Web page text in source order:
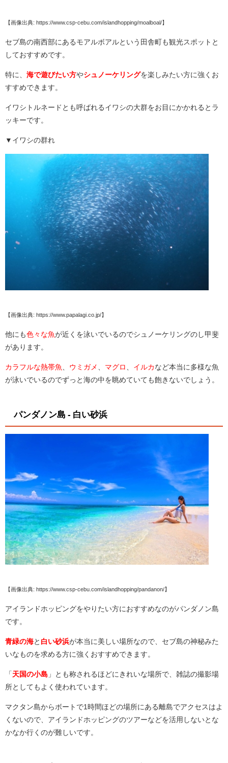
【画像出典: https://www.csp-cebu.com/islandhopping/moalboal/】
セブ島の南西部にあるモアルボアルという田舎町も観光スポットと
しておすすめです。
特に、 海で遊びたい方やシュノーケリングを楽しみたい方に強くお
すすめできます。
イワシトルネードとも呼ばれるイワシの大群をお目にかかれるとラ
ッキーです。
▼イワシの群れ
【画像出典: https://www.papalagi.co.jp/】
他にも色々な魚が近くを泳いでいるのでシュノーケリングのし甲斐
があります。
カラフルな熱帯魚 ウミガメ マグロ イルカ など本当に多様な魚
が泳いでいるのでずっと海の中を眺めていても飽きないでしょう。
パンダノン島 - 白い砂浜
【画像出典: https://www.csp-cebu.com/islandhopping/pandanon/】
アイランドホッピングをやりたい方におすすめなのがパンダノン島
です。
青緑の海と 白い砂浜が本当に美しい場所なので、セブ島の神秘みた
いなものを求める方に強くおすすめできます。
「 天国の小島 」とも称されるほどにきれいな場所で、雑誌の撮影場
所としてもよく使われています。
マクタン島からボートで1時間ほどの場所にある離島でアクセスはよ
くないので、アイランドホッピングのツアーなどを活用しないとな
かなか行くのが難しいです。